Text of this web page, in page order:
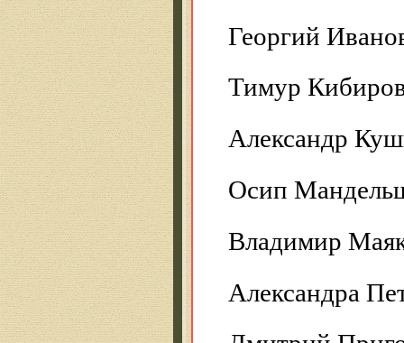
Георгий
Тимур
Александр
Осип
Владимир
Александра